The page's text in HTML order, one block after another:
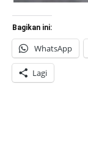
Bagikan ini:
WhatsApp
Lagi